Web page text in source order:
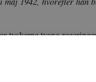
tyskerne tvang
udførte i
til landsdækkende
var nært